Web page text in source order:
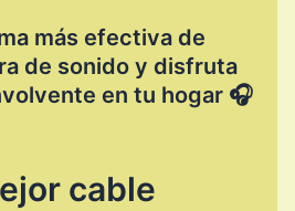
más efectiva de
de sonido y disfruta
en tu hogar 🎧
cable